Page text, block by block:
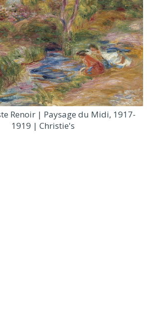
Renoir | Paysage du Midi, 1917-
1919 | Christie's